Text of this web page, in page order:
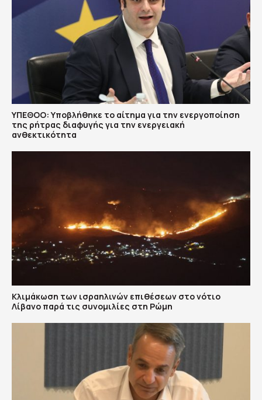
ΥΠΕΘΟΟ: Υποβλήθηκε το αίτημα για την ενεργοποίηση
της ρήτρας διαφυγής για την ενεργειακή
ανθεκτικότητα
Κλιμάκωση των ισραηλινών επιθέσεων στο νότιο
Λίβανο παρά τις συνομιλίες στη Ρώμη